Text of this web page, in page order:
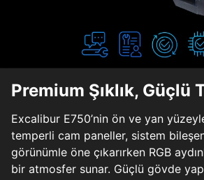
Premium Şıklık, Güçlü
Excalibur E750’nin ön ve yan
temperli cam paneller, sistem
görünümle öne çıkarırken RGB
bir atmosfer sunar. Güçlü gövde